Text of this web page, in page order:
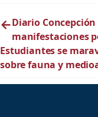
←Diario
manifestaciones
Estudiantes se
sobre fauna y